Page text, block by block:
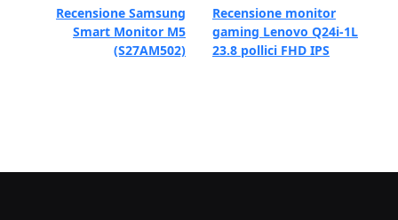
Recensione Samsung
Smart Monitor M5
(S27AM502)
Recensione monitor
gaming Lenovo Q24i-1L
23.8 pollici FHD IPS